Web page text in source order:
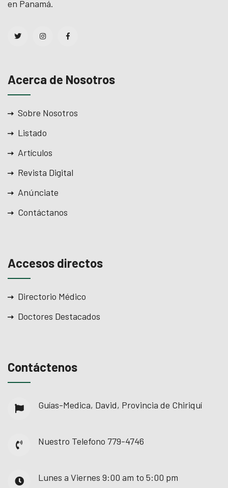
en Panamá.
Acerca de Nosotros
Sobre Nosotros
Listado
Artículos
Revista Digital
Anúnciate
Contáctanos
Accesos directos
Directorio Médico
Doctores Destacados
Contáctenos
Guías-Medica, David, Provincia de Chiriquí
Nuestro Telefono 779-4746
Lunes a Viernes 9:00 am to 5:00 pm